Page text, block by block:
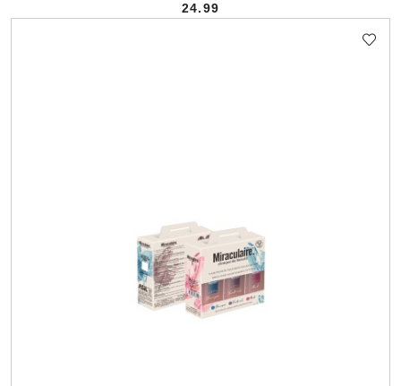
Cena:
24.99